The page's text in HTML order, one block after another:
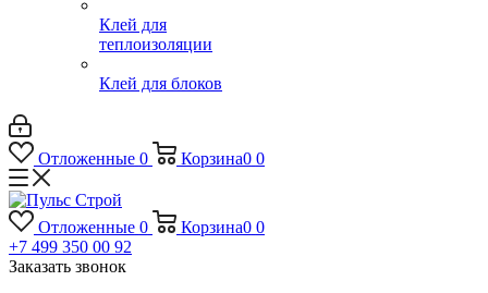
Клей для
теплоизоляции
Клей для блоков
Отложенные 0 Корзина0 0
Отложенные 0 Корзина0 0
+7 499 350 00 92
Заказать звонок